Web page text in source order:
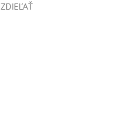
ZDIEĽAŤ